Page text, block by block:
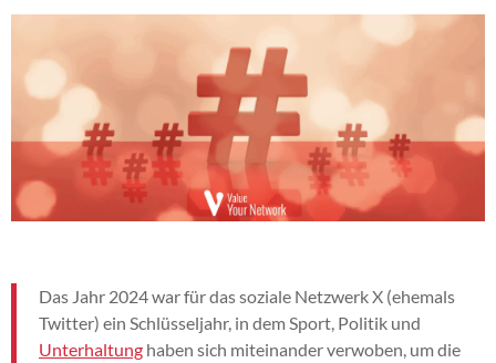
Das Jahr 2024 war für das soziale Netzwerk X (ehemals
Twitter) ein Schlüsseljahr, in dem Sport, Politik und
Unterhaltung haben sich miteinander verwoben, um die